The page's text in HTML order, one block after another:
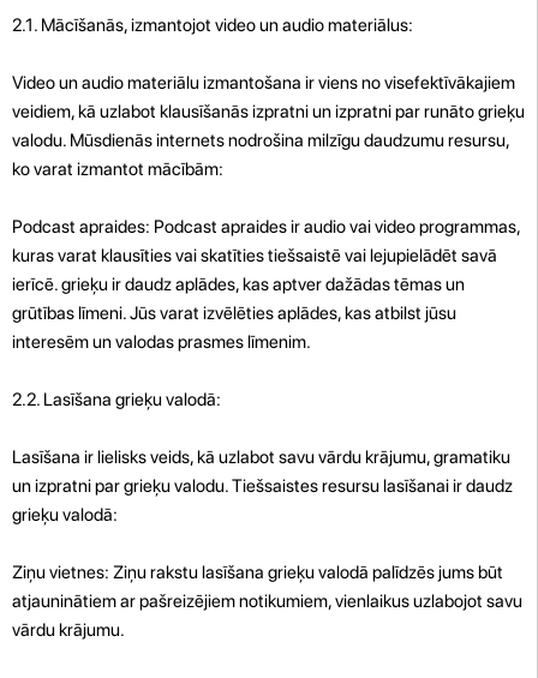
2.1. Mācīšanās, izmantojot video un audio materiālus:
Video un audio materiālu izmantošana ir viens no visefektīvākajiem
veidiem, kā uzlabot klausīšanās izpratni un izpratni par runāto grieķu
valodu. Mūsdienās internets nodrošina milzīgu daudzumu resursu,
ko varat izmantot mācībām:
Podcast apraides: Podcast apraides ir audio vai video programmas,
kuras varat klausīties vai skatīties tiešsaistē vai lejupielādēt savā
ierīcē. grieķu ir daudz aplādes, kas aptver dažādas tēmas un
grūtības līmeni. Jūs varat izvēlēties aplādes, kas atbilst jūsu
interesēm un valodas prasmes līmenim.
2.2. Lasīšana grieķu valodā:
Lasīšana ir lielisks veids, kā uzlabot savu vārdu krājumu, gramatiku
un izpratni par grieķu valodu. Tiešsaistes resursu lasīšanai ir daudz
grieķu valodā:
Ziņu vietnes: Ziņu rakstu lasīšana grieķu valodā palīdzēs jums būt
atjauninātiem ar pašreizējiem notikumiem, vienlaikus uzlabojot savu
vārdu krājumu.